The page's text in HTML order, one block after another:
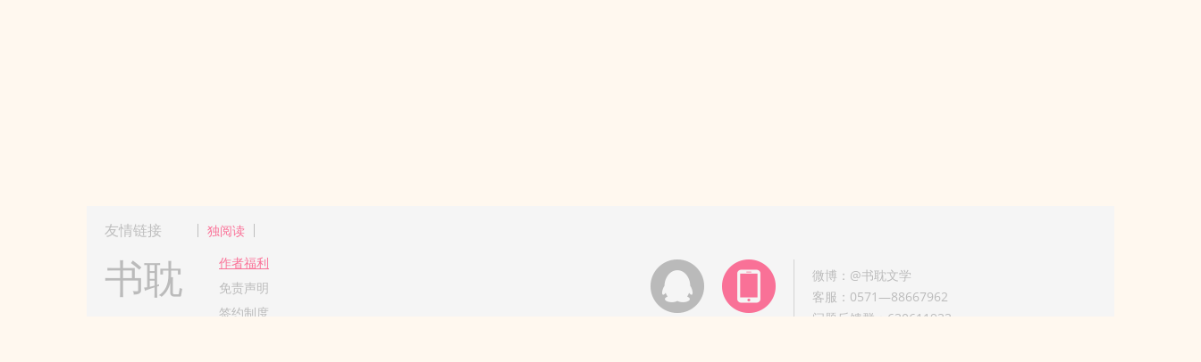
友情链接 独阅读
书耽
作者福利
免责声明
签约制度
微博：@书耽文学
客服：0571—88667962
问题反馈群：630611933